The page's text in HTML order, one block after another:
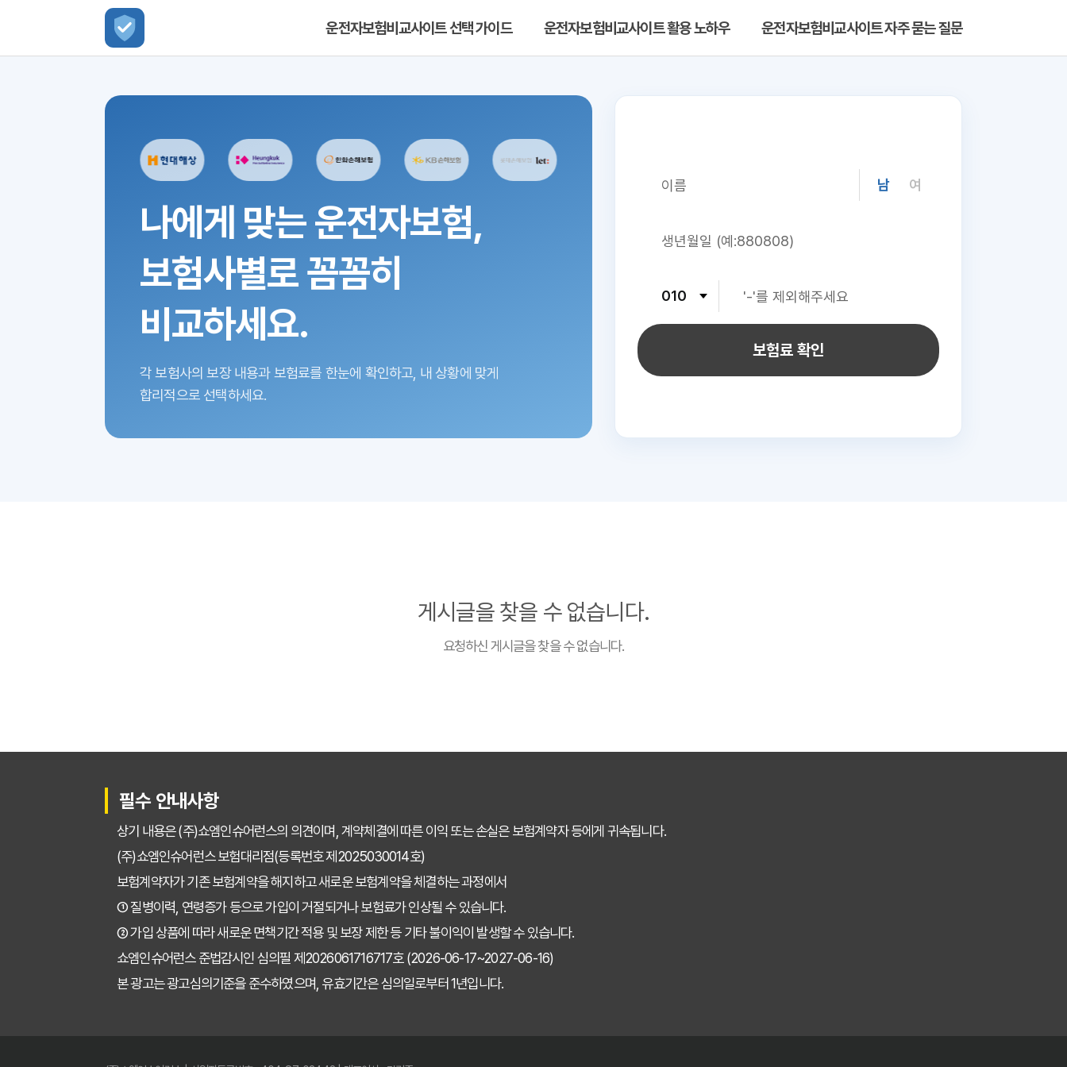
운전자보험비교사이트 선택 가이드 운전자보험비교사이트 활용 노하우 운전자보험비교사이트 자주 묻는 질문
나에게 맞는 운전자보험,
보험사별로 꼼꼼히
비교하세요.
각 보험사의 보장 내용과 보험료를 한눈에 확인하고, 내 상황에 맞게
합리적으로 선택하세요.
남 여
보험료 확인
게시글을 찾을 수 없습니다.
요청하신 게시글을 찾을 수 없습니다.
필수 안내사항
상기 내용은 (주)쇼엠인슈어런스의 의견이며, 계약체결에 따른 이익 또는 손실은 보험계약자 등에게 귀속됩니다.
(주)쇼엠인슈어런스 보험대리점(등록번호 제2025030014호)
보험계약자가 기존 보험계약을 해지하고 새로운 보험계약을 체결하는 과정에서
① 질병이력, 연령증가 등으로 가입이 거절되거나 보험료가 인상될 수 있습니다.
② 가입 상품에 따라 새로운 면책기간 적용 및 보장 제한 등 기타 불이익이 발생할 수 있습니다.
쇼엠인슈어런스 준법감시인 심의필 제2026061716717호 (2026-06-17~2027-06-16)
본 광고는 광고심의기준을 준수하였으며, 유효기간은 심의일로부터 1년입니다.